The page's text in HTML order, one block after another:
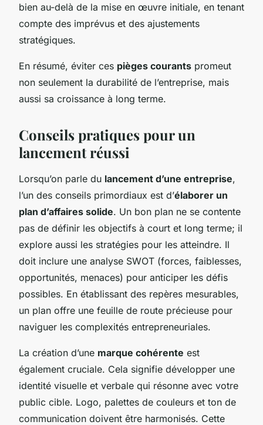
bien au-delà de la mise en œuvre initiale, en tenant
compte des imprévus et des ajustements
stratégiques.
En résumé, éviter ces pièges courants promeut
non seulement la durabilité de l’entreprise, mais
aussi sa croissance à long terme.
Conseils pratiques pour un
lancement réussi
Lorsqu’on parle du lancement d’une entreprise,
l’un des conseils primordiaux est d’élaborer un
plan d’affaires solide. Un bon plan ne se contente
pas de définir les objectifs à court et long terme; il
explore aussi les stratégies pour les atteindre. Il
doit inclure une analyse SWOT (forces, faiblesses,
opportunités, menaces) pour anticiper les défis
possibles. En établissant des repères mesurables,
un plan offre une feuille de route précieuse pour
naviguer les complexités entrepreneuriales.
La création d’une marque cohérente est
également cruciale. Cela signifie développer une
identité visuelle et verbale qui résonne avec votre
public cible. Logo, palettes de couleurs et ton de
communication doivent être harmonisés. Cette